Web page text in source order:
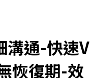
溝通-快速V
恢復期-效